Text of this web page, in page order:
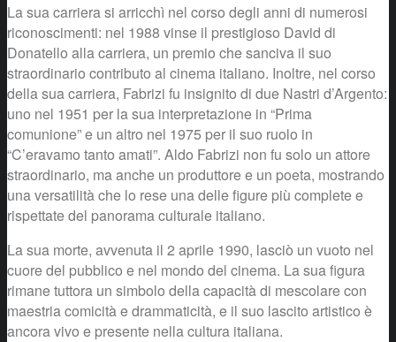
La sua carriera si arricchì nel corso degli anni di numerosi
riconoscimenti: nel 1988 vinse il prestigioso David di
Donatello alla carriera, un premio che sanciva il suo
straordinario contributo al cinema italiano. Inoltre, nel corso
della sua carriera, Fabrizi fu insignito di due Nastri d’Argento:
uno nel 1951 per la sua interpretazione in “Prima
comunione” e un altro nel 1975 per il suo ruolo in
“C’eravamo tanto amati”. Aldo Fabrizi non fu solo un attore
straordinario, ma anche un produttore e un poeta, mostrando
una versatilità che lo rese una delle figure più complete e
rispettate del panorama culturale italiano.
La sua morte, avvenuta il 2 aprile 1990, lasciò un vuoto nel
cuore del pubblico e nel mondo del cinema. La sua figura
rimane tuttora un simbolo della capacità di mescolare con
maestria comicità e drammaticità, e il suo lascito artistico è
ancora vivo e presente nella cultura italiana.